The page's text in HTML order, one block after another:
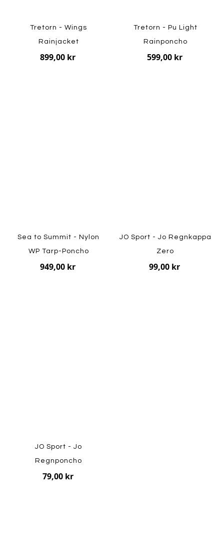
Tretorn - Wings
Rainjacket
899,00 kr
Tretorn - Pu Light
Rainponcho
599,00 kr
Sea to Summit - Nylon
WP Tarp-Poncho
949,00 kr
JO Sport - Jo Regnkappa
Zero
99,00 kr
JO Sport - Jo
Regnponcho
79,00 kr